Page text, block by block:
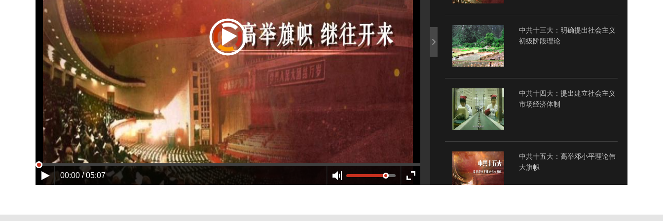
00:00 / 05:07
中共十三大：明确提出社会主义
初级阶段理论
中共十四大：提出建立社会主义
市场经济体制
中共十五大：高举邓小平理论伟
大旗帜